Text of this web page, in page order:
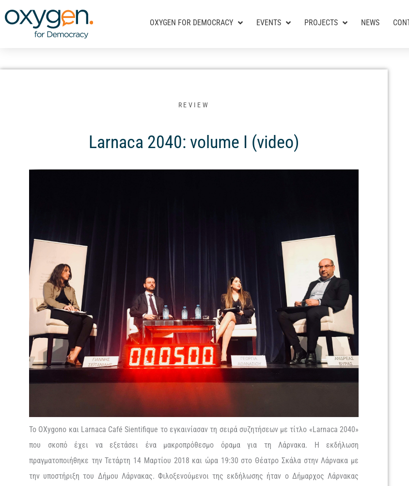
στο
περιεχόμενο
OXYGEN FOR DEMOCRACY EVENTS PROJECTS NEWS
REVIEW
Larnaca 2040: volume I (video)
Το OXygono και Larnaca Café Sientifique το εγκαινίασαν τη σειρά συζητήσεων με τίτλο «Larnaca 2040»
που σκοπό έχει να εξετάσει ένα μακροπρόθεσμο όραμα για τη Λάρνακα. Η εκδήλωση
πραγματοποιήθηκε την Τετάρτη 14 Μαρτίου 2018 και ώρα 19:30 στο Θέατρο Σκάλα στην Λάρνακα με
την υποστήριξη του Δήμου Λάρνακας. Φιλοξενούμενοι της εκδήλωσης ήταν ο Δήμαρχος Λάρνακας